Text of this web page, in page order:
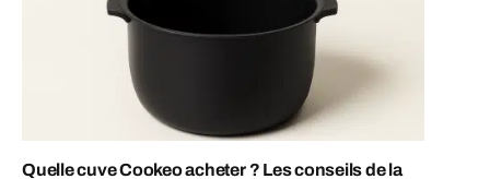
Quelle cuve Cookeo acheter ? Les conseils de la